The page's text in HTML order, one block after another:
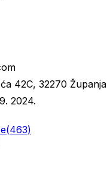
42C, 32270 Županja
2024.
(463)